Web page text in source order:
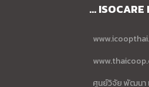
...
ศูนย์วิจัย พัฒนา